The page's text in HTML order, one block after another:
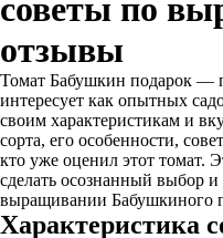
советы по
отзывы
Томат Бабушкин подарок —
интересует как опытных
своим характеристикам и
сорта, его особенности,
кто уже оценил этот томат.
сделать осознанный выбор и
выращивании Бабушкиного
Характеристика